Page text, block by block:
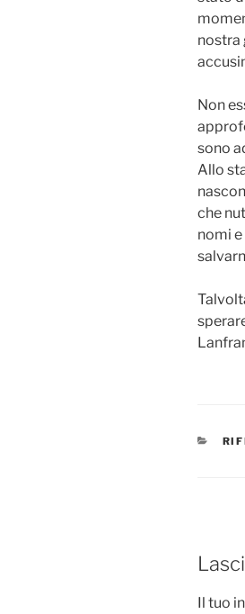
nostra
Non
sono
Allo
che
nomi
Il tuo